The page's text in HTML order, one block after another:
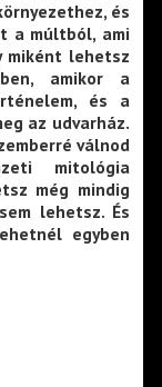
és
a múltból, ami
miként lehetsz
amikor a
és a
az udvarház.
válnod
mitológia
még mindig
lehetsz. És
egyben